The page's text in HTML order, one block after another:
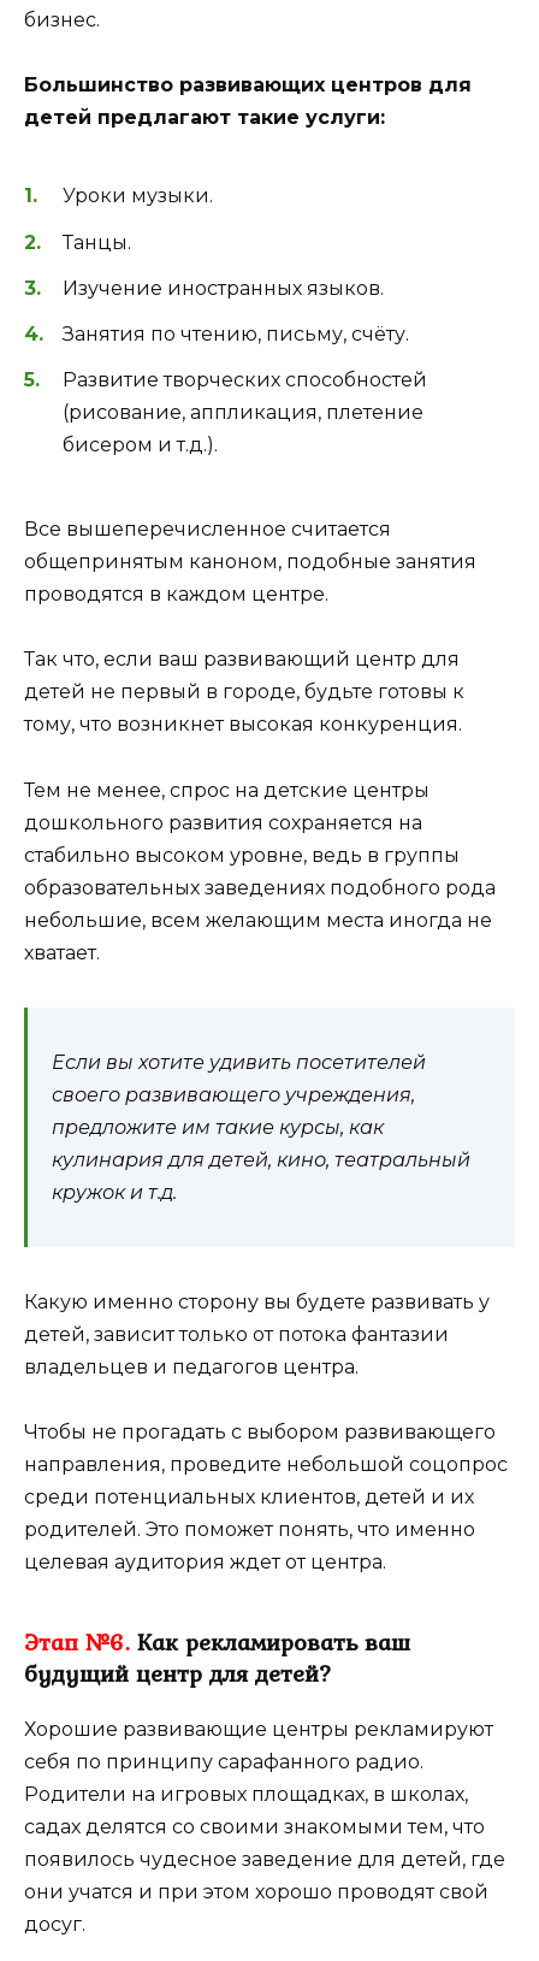
бизнес.
Большинство развивающих центров для
детей предлагают такие услуги:
Уроки музыки.
Танцы.
Изучение иностранных языков.
Занятия по чтению, письму, счёту.
Развитие творческих способностей
(рисование, аппликация, плетение
бисером и т.д.).
Все вышеперечисленное считается
общепринятым каноном, подобные занятия
проводятся в каждом центре.
Так что, если ваш развивающий центр для
детей не первый в городе, будьте готовы к
тому, что возникнет высокая конкуренция.
Тем не менее, спрос на детские центры
дошкольного развития сохраняется на
стабильно высоком уровне, ведь в группы
образовательных заведениях подобного рода
небольшие, всем желающим места иногда не
хватает.
Если вы хотите удивить посетителей
своего развивающего учреждения,
предложите им такие курсы, как
кулинария для детей, кино, театральный
кружок и т.д.
Какую именно сторону вы будете развивать у
детей, зависит только от потока фантазии
владельцев и педагогов центра.
Чтобы не прогадать с выбором развивающего
направления, проведите небольшой соцопрос
среди потенциальных клиентов, детей и их
родителей. Это поможет понять, что именно
целевая аудитория ждет от центра.
Этап №6. Как рекламировать ваш
будущий центр для детей?
Хорошие развивающие центры рекламируют
себя по принципу сарафанного радио.
Родители на игровых площадках, в школах,
садах делятся со своими знакомыми тем, что
появилось чудесное заведение для детей, где
они учатся и при этом хорошо проводят свой
досуг.